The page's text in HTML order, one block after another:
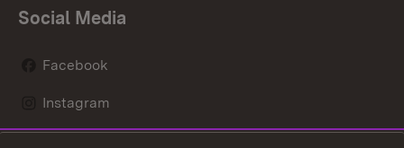
Social Media
Facebook
Instagram